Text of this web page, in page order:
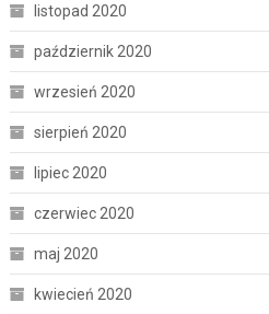
listopad 2020
październik 2020
wrzesień 2020
sierpień 2020
lipiec 2020
czerwiec 2020
maj 2020
kwiecień 2020